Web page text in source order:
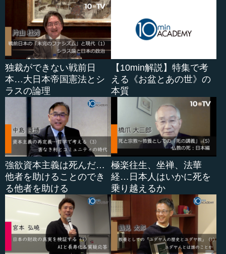
す。この最善のものが、神を失うことによって堕落したの
です。そして今、世界を覆う、悪い言葉でいうと「何でも
あり」みたいな、移民一つ止められない、とんでもない事
態になっているのです。
―― おっしゃる通りですね。
執行 聖書でキリストが直に話している言葉が「マタイ
伝」10章34節以下に書いてあります。夫婦の愛情も大切、
親子の愛情も大切、もちろん家庭はすごく重要といった内
容です。
ただ、あの頃はユダヤ教社会だから、ユダヤ教の神の掟
です。神の掟に家族が背いた場合は即離婚で、即親を捨て
る、子ども...
独裁ができない戦前日
本…大日本帝国憲法とシ
ラスの論理
【10min解説】特集で考
える《お盆とあの世》の
本質
強欲資本主義は死んだ…
他者を助けることのでき
る他者を助ける
極楽往生、坐禅、法華
経…日本人はいかに死を
乗り越えるか